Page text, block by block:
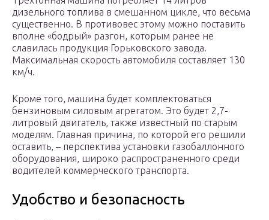
дизельного топлива в смешанном цикле, что весьма
существенно. В противовес этому можно поставить
вполне «бодрый» разгон, которым ранее не
славилась продукция Горьковского завода.
Максимальная скорость автомобиля составляет 130
км/ч.
Кроме того, машина будет комплектоваться
бензиновым силовым агрегатом. Это будет 2,7-
литровый двигатель, также известный по старым
моделям. Главная причина, по которой его решили
оставить, – перспектива установки газобаллонного
оборудования, широко распространенного среди
водителей коммерческого транспорта.
Удобство и безопасность